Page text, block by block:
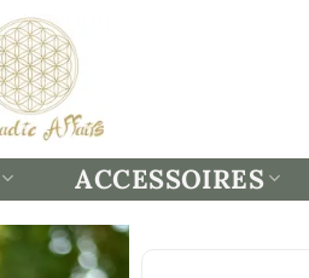
ACCESSOIRES